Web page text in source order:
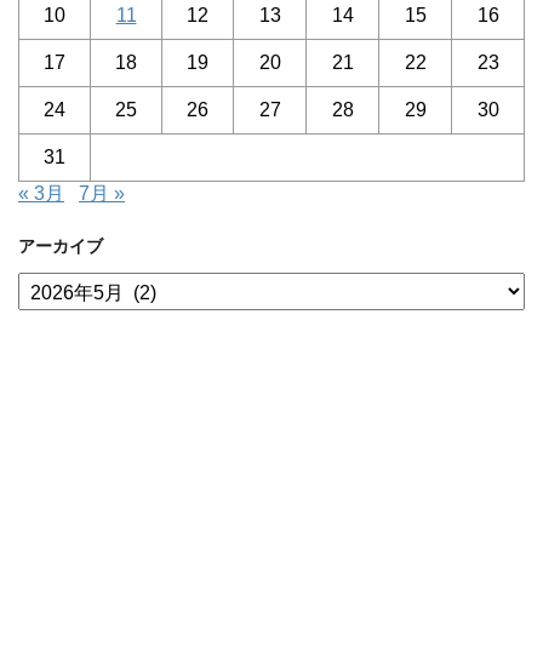
10 11 12 13 14 15 16
17 18 19 20 21 22 23
24 25 26 27 28 29 30
31
« 3月
7月 »
アーカイブ
ア
ー